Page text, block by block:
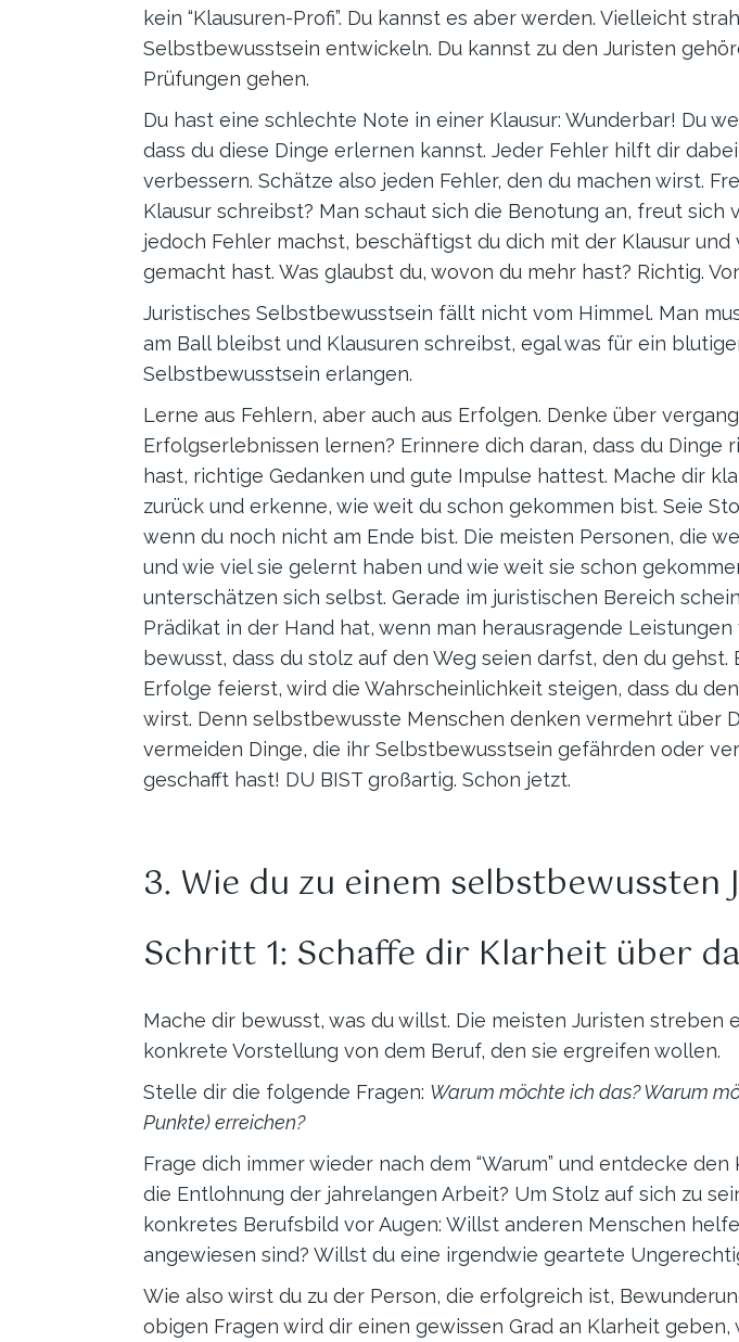
kein “Klausuren-Profi”. Du kannst es aber werden. Vielleicht
Selbstbewusstsein entwickeln. Du kannst zu den Juristen
Prüfungen gehen.
Du hast eine schlechte Note in einer Klausur: Wunderbar! Du
dass du diese Dinge erlernen kannst. Jeder Fehler hilft dir
verbessern. Schätze also jeden Fehler, den du machen wirst.
Klausur schreibst? Man schaut sich die Benotung an, freut
jedoch Fehler machst, beschäftigst du dich mit der Klausur
gemacht hast. Was glaubst du, wovon du mehr hast? Richtig.
Juristisches Selbstbewusstsein fällt nicht vom Himmel. Man
am Ball bleibst und Klausuren schreibst, egal was für ein
Selbstbewusstsein erlangen.
Lerne aus Fehlern, aber auch aus Erfolgen. Denke über
Erfolgserlebnissen lernen? Erinnere dich daran, dass du
hast, richtige Gedanken und gute Impulse hattest. Mache dir
zurück und erkenne, wie weit du schon gekommen bist. Seie
wenn du noch nicht am Ende bist. Die meisten Personen, die
und wie viel sie gelernt haben und wie weit sie schon
unterschätzen sich selbst. Gerade im juristischen Bereich
Prädikat in der Hand hat, wenn man herausragende
bewusst, dass du stolz auf den Weg seien darfst, den du
Erfolge feierst, wird die Wahrscheinlichkeit steigen, dass du
wirst. Denn selbstbewusste Menschen denken vermehrt über
vermeiden Dinge, die ihr Selbstbewusstsein gefährden oder
geschafft hast! DU BIST großartig. Schon jetzt.
3. Wie du zu einem
Schritt 1: Schaffe dir Klarheit über
Mache dir bewusst, was du willst. Die meisten Juristen
konkrete Vorstellung von dem Beruf, den sie ergreifen wollen.
Stelle dir die folgende Fragen: Warum möchte ich das? Warum
Punkte) erreichen?
Frage dich immer wieder nach dem “Warum” und entdecke
die Entlohnung der jahrelangen Arbeit? Um Stolz auf sich zu
konkretes Berufsbild vor Augen: Willst anderen Menschen
angewiesen sind? Willst du eine irgendwie geartete
Wie also wirst du zu der Person, die erfolgreich ist,
obigen Fragen wird dir einen gewissen Grad an Klarheit